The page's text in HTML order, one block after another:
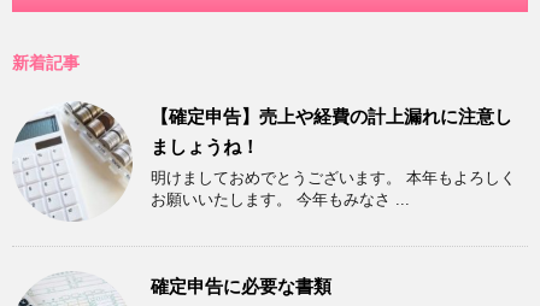
新着記事
【確定申告】売上や経費の計上漏れに注意し
ましょうね！
明けましておめでとうございます。 本年もよろしく
お願いいたします。 今年もみなさ ...
確定申告に必要な書類